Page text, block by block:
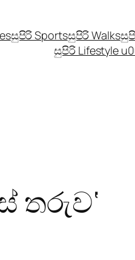
සුපිරි Sportsසුපිරි Walks
සුපිරි Lifestyle
තරුව‘